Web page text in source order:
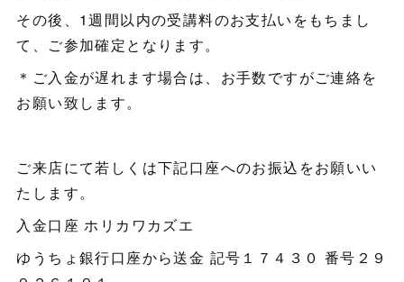
その後、1週間以内の受講料のお支払いをもちまし
て、ご参加確定となります。
＊ご入金が遅れます場合は、お手数ですがご連絡を
お願い致します。
ご来店にて若しくは下記口座へのお振込をお願いい
たします。
入金口座 ホリカワカズエ
ゆうちょ銀行口座から送金 記号１７４３０ 番号２９